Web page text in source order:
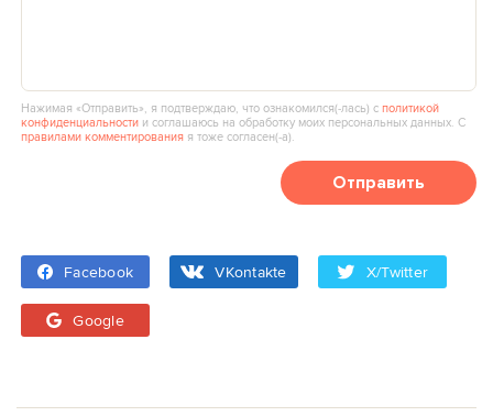
Нажимая «Отправить», я подтверждаю, что ознакомился(‑лась) сполитикой
конфиденциальности и соглашаюсь на обработку моих персональных данных. С
правилами комментирования я тоже согласен(‑а).
Отправить
Facebook VKontakte X/Twitter
Google